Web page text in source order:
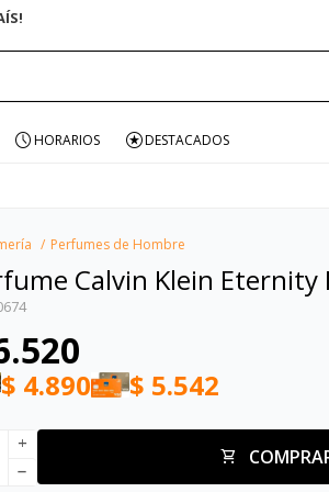
HORARIOS DESTACADOS
Perfumes de Hombre
Calvin Klein Eternity
$ 4.890 $ 5.542
add
remove